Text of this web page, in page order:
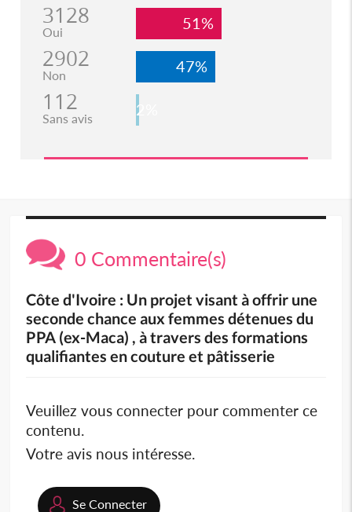
3128
Oui 51%
2902
Non 47%
112
Sans avis 2%
0 Commentaire(s)
Côte d'Ivoire : Un projet visant à offrir une
seconde chance aux femmes détenues du
PPA (ex-Maca) , à travers des formations
qualifiantes en couture et pâtisserie
Veuillez vous connecter pour commenter ce
contenu.
Votre avis nous intéresse.
Se Connecter